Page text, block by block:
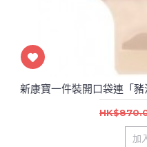
新康寶一件裝開口袋連「
加